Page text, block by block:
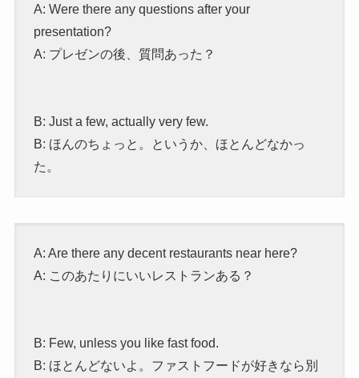
A: Were there any questions after your
presentation?
A: プレゼンの後、質問あった？
B: Just a few, actually very few.
B: ほんのちょっと。というか、ほとんどなかっ
た。
A: Are there any decent restaurants near here?
A: このあたりにいいレストランある？
B: Few, unless you like fast food.
B: ほとんどないよ。ファストフードが好きなら別